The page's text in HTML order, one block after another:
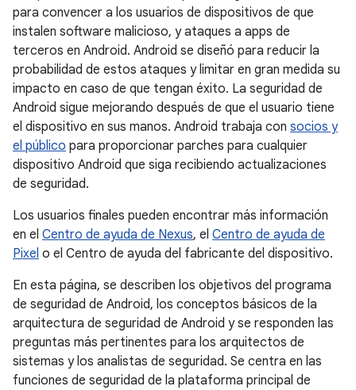
para convencer a los usuarios de dispositivos de que
instalen software malicioso, y ataques a apps de
terceros en Android. Android se diseñó para reducir la
probabilidad de estos ataques y limitar en gran medida su
impacto en caso de que tengan éxito. La seguridad de
Android sigue mejorando después de que el usuario tiene
el dispositivo en sus manos. Android trabaja con socios y
el público para proporcionar parches para cualquier
dispositivo Android que siga recibiendo actualizaciones
de seguridad.
Los usuarios finales pueden encontrar más información
en el Centro de ayuda de Nexus, el Centro de ayuda de
Pixel o el Centro de ayuda del fabricante del dispositivo.
En esta página, se describen los objetivos del programa
de seguridad de Android, los conceptos básicos de la
arquitectura de seguridad de Android y se responden las
preguntas más pertinentes para los arquitectos de
sistemas y los analistas de seguridad. Se centra en las
funciones de seguridad de la plataforma principal de